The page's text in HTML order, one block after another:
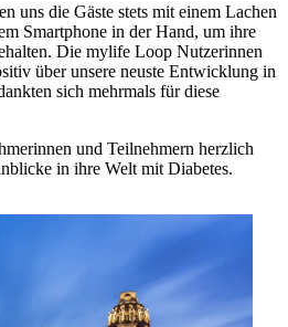
uns die Gäste stets mit einem Lachen
Smartphone in der Hand, um ihre
Die mylife Loop Nutzerinnen
über unsere neuste Entwicklung in
sich mehrmals für diese
und Teilnehmern herzlich
in ihre Welt mit Diabetes.